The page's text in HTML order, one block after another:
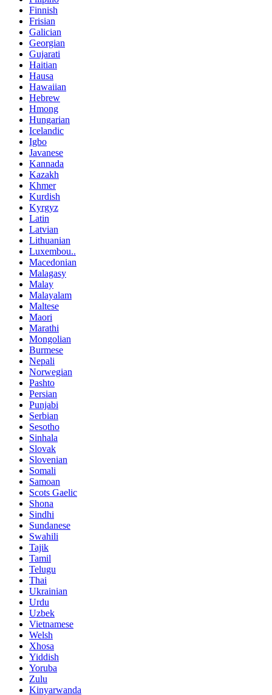
Finnish
Frisian
Galician
Georgian
Gujarati
Haitian
Hausa
Hawaiian
Hebrew
Hmong
Hungarian
Icelandic
Igbo
Javanese
Kannada
Kazakh
Khmer
Kurdish
Kyrgyz
Latin
Latvian
Lithuanian
Luxembou..
Macedonian
Malagasy
Malay
Malayalam
Maltese
Maori
Marathi
Mongolian
Burmese
Nepali
Norwegian
Pashto
Persian
Punjabi
Serbian
Sesotho
Sinhala
Slovak
Slovenian
Somali
Samoan
Scots Gaelic
Shona
Sindhi
Sundanese
Swahili
Tajik
Tamil
Telugu
Thai
Ukrainian
Urdu
Uzbek
Vietnamese
Welsh
Xhosa
Yiddish
Yoruba
Zulu
Kinyarwanda